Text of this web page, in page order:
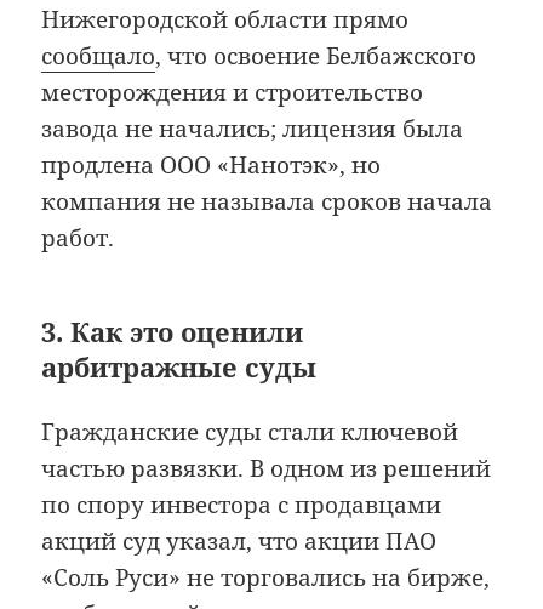
Нижегородской области прямо
сообщало, что освоение Белбажского
месторождения и строительство
завода не начались; лицензия была
продлена ООО «Нанотэк», но
компания не называла сроков начала
работ.
3. Как это оценили
арбитражные суды
Гражданские суды стали ключевой
частью развязки. В одном из решений
по спору инвестора с продавцами
акций суд указал, что акции ПАО
«Соль Руси» не торговались на бирже,